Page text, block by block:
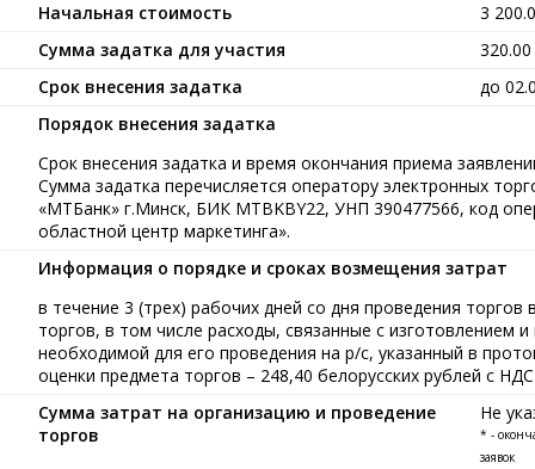
Начальная стоимость
3
Сумма задатка для участия
Срок внесения задатка
до
Порядок внесения задатка
Срок внесения задатка и время окончания приема
Сумма задатка перечисляется оператору электронных
«МТБанк» г.Минск, БИК MTBKBY22, УНП 390477566, код
областной центр маркетинга».
Информация о порядке и сроках возмещения затрат
в течение 3 (трех) рабочих дней со дня проведения
торгов, в том числе расходы, связанные с изготовлением
необходимой для его проведения на р/с, указанный в
оценки предмета торгов – 248,40 белорусских рублей c НДС
Сумма затрат на организацию и проведение
торгов
Не
* -
заявок